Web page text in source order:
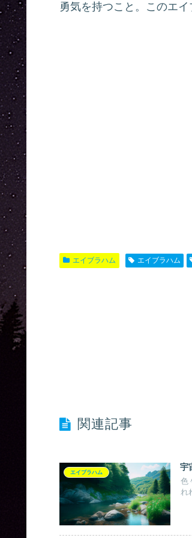
勇気を持つこと。このエ
エイブラハム エイブラハム
関連記事
エイブラハム
宇
色
れ